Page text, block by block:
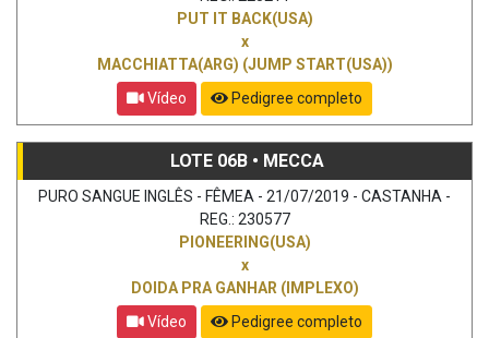
PUT IT BACK(USA)
x
MACCHIATTA(ARG) (JUMP START(USA))
Vídeo
Pedigree completo
LOTE 06B • MECCA
PURO SANGUE INGLÊS - FÊMEA - 21/07/2019 - CASTANHA -
REG.: 230577
PIONEERING(USA)
x
DOIDA PRA GANHAR (IMPLEXO)
Vídeo
Pedigree completo